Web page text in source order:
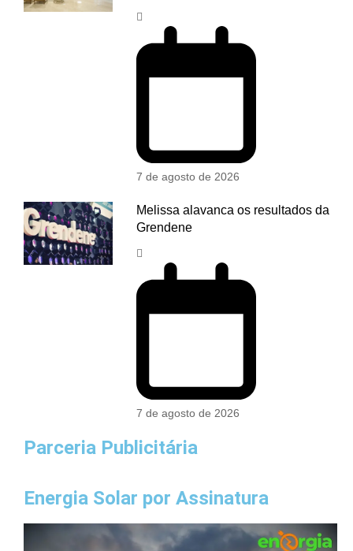
7 de agosto de 2026
Melissa alavanca os resultados da
Grendene
7 de agosto de 2026
Parceria Publicitária
Energia Solar por Assinatura